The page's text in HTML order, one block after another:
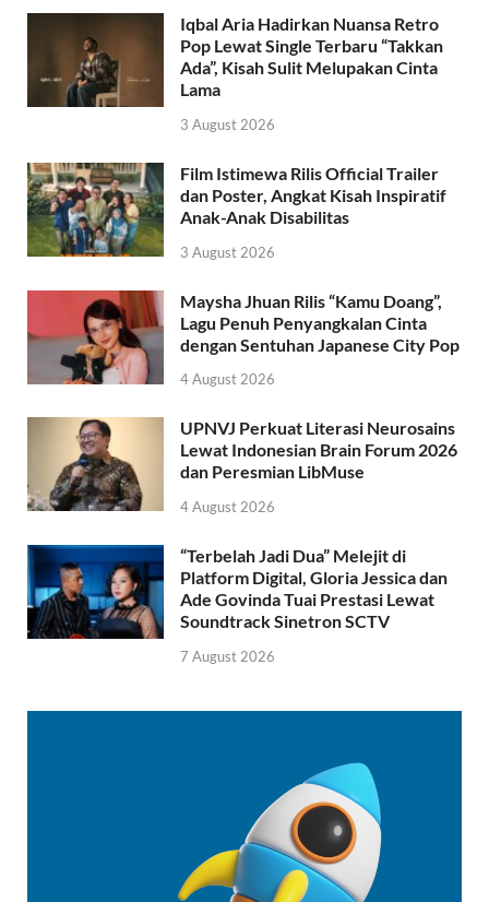
Iqbal Aria Hadirkan Nuansa Retro
Pop Lewat Single Terbaru “Takkan
Ada”, Kisah Sulit Melupakan Cinta
Lama
3 August 2026
Film Istimewa Rilis Official Trailer
dan Poster, Angkat Kisah Inspiratif
Anak-Anak Disabilitas
3 August 2026
Maysha Jhuan Rilis “Kamu Doang”,
Lagu Penuh Penyangkalan Cinta
dengan Sentuhan Japanese City Pop
4 August 2026
UPNVJ Perkuat Literasi Neurosains
Lewat Indonesian Brain Forum 2026
dan Peresmian LibMuse
4 August 2026
“Terbelah Jadi Dua” Melejit di
Platform Digital, Gloria Jessica dan
Ade Govinda Tuai Prestasi Lewat
Soundtrack Sinetron SCTV
7 August 2026